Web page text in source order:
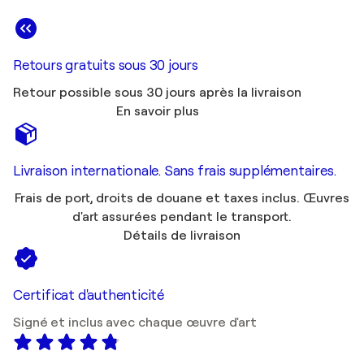
Retours gratuits sous 30 jours
Retour possible sous 30 jours après la livraison
En savoir plus
Livraison internationale. Sans frais supplémentaires.
Frais de port, droits de douane et taxes inclus. Œuvres
d'art assurées pendant le transport.
Détails de livraison
Certificat d'authenticité
Signé et inclus avec chaque œuvre d'art